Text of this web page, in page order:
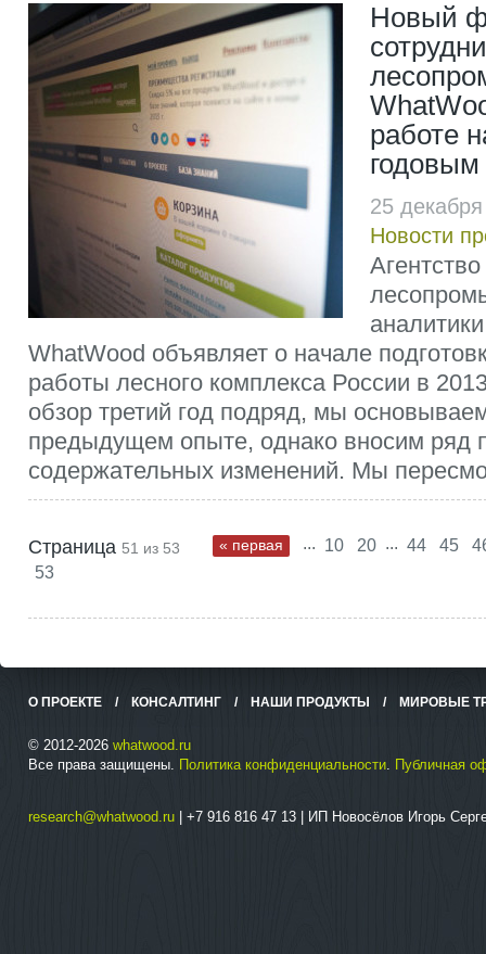
Новый
работе
25
Новости
Агентство
WhatWood объявляет о начале
работы лесного комплекса России в
обзор третий год подряд, мы
предыдущем опыте, однако вносим ряд
содержательных изменений. Мы
Страница 51 из 53 « первая ... 10 20 ... 44 45
53
О ПРОЕКТЕ / КОНСАЛТИНГ / НАШИ ПРОДУКТЫ / МИРОВЫЕ
© 2012-2026 whatwood.ru
Все права защищены. Политика конфиденциальности. Публичная
research@whatwood.ru | +7 916 816 47 13 | ИП Новосёлов Игорь